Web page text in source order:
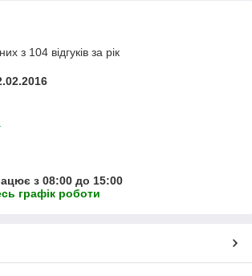
з 104 відгуків за рік
з 08:00 до 15:00
графік роботи